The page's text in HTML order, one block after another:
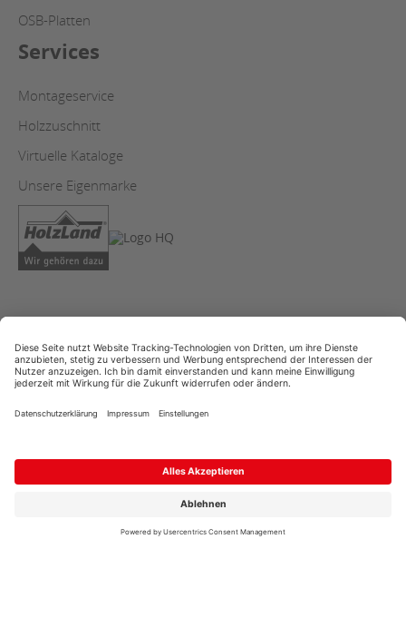
OSB-Platten
Services
Montageservice
Holzzuschnitt
Virtuelle Kataloge
Unsere Eigenmarke
AGB
Datenschutz
Impressum
Streitschlichtung